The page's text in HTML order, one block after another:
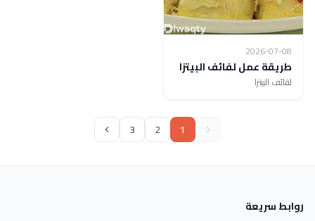
2026-07-08
طريقة عمل لفائف البيتزا
لفائف البيتزا
1
2
3
روابط سريعة